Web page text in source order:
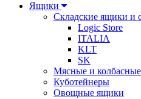
Ящики
Складские ящики и
Logic Store
ITALIA
KLT
SK
Мясные и
Куботейнеры
Овощные ящики